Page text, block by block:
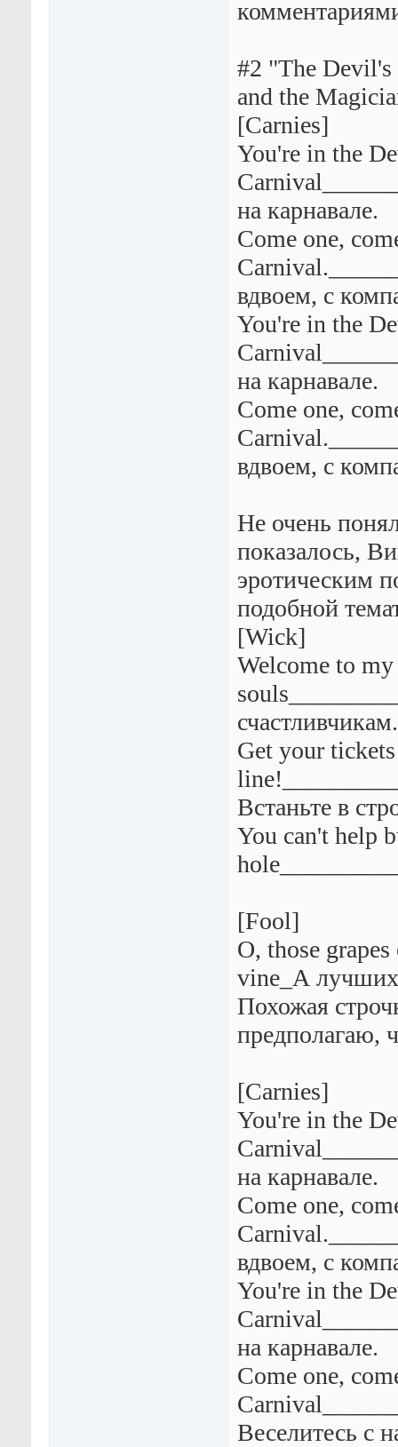
#2 "The
and the
[Carnies]
You're in the
на карнавале.
Come one,
вдвоем, с
You're in the
на карнавале.
Come one,
вдвоем, с
Не очень
показалось,
эротическим
подобной
[Wick]
Welcome to
счастливчикам.
Get your
Встаньте в
You can't help
[Fool]
O, those
vine_А лучших
Похожая
предполагаю,
[Carnies]
You're in the
на карнавале.
Come one,
вдвоем, с
You're in the
на карнавале.
Come one,
Веселитесь с